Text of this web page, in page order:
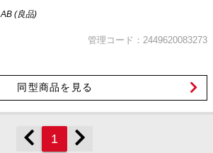
AB (良品)
管理コード：2449620083273
同型商品を見る
1